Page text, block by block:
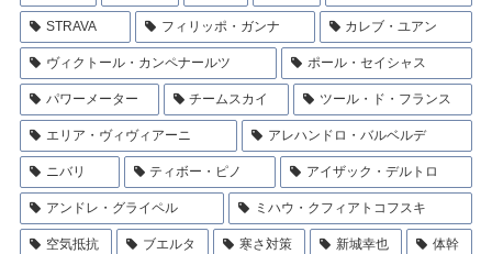
STRAVA フィリッポ・ガンナ カレブ・ユアン
ヴィクトール・カンペナールツ ポール・セイシャス
パワーメーター チームスカイ ツール・ド・フランス
エリア・ヴィヴィアーニ アレハンドロ・バルベルデ
ニバリ ティボー・ピノ アイザック・デルトロ
アンドレ・グライペル ミハウ・クフィアトコフスキ
空気抵抗 ブエルタ 寒さ対策 新城幸也 体幹